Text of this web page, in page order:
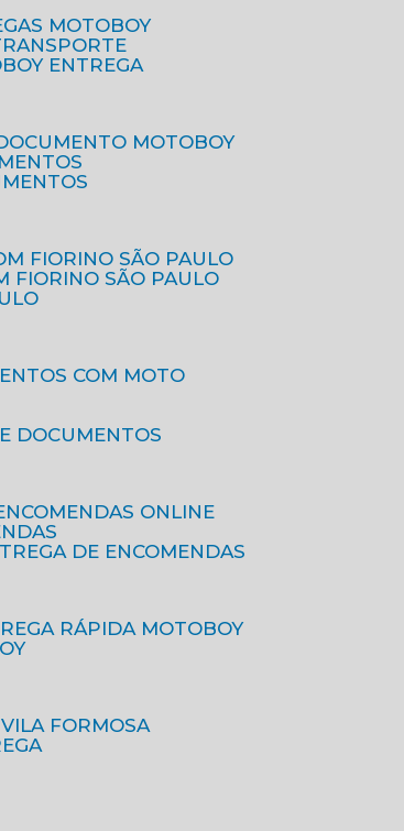
MOTOBOY
ENTREGA
MOTOBOY
FIORINO SÃO PAULO
FIORINO SÃO PAULO
COM MOTO
DOCUMENTOS
ONLINE
DE ENCOMENDAS
RÁPIDA MOTOBOY
FORMOSA